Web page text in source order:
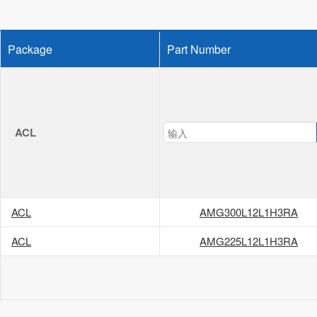
Package Part Number
ACL
ACL
AMG300L12L1H3RA
ACL
AMG225L12L1H3RA